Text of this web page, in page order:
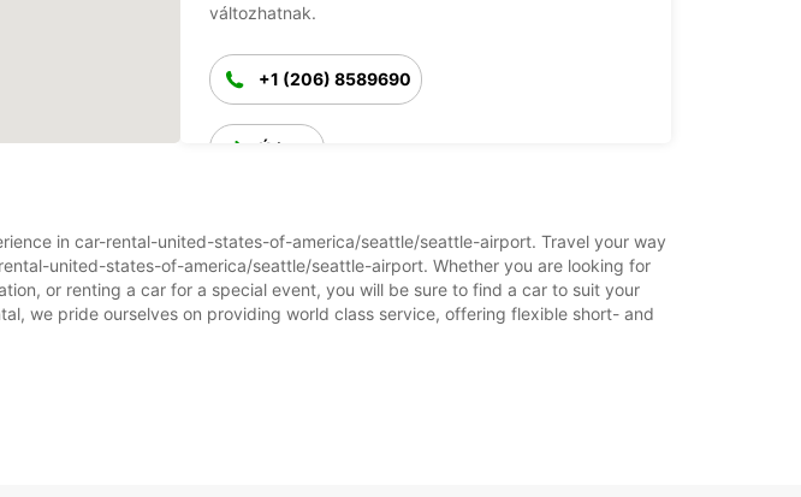
változhatnak.
+1 (206) 8589690
Útiterv
in car-rental-united-states-of-america/seattle/seattle-airport. Travel your way
united-states-of-america/seattle/seattle-airport. Whether you are looking for
or renting a car for a special event, you will be sure to find a car to suit your
we pride ourselves on providing world class service, offering flexible short- and